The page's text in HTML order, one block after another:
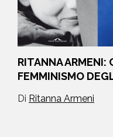
RITANNA ARMENI:
FEMMINISMO
Di Ritanna Armeni